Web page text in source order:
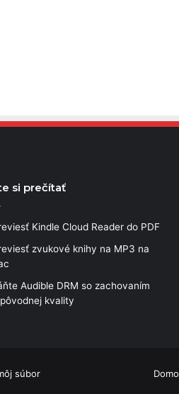
si prečítať
Kindle Cloud Reader do PDF
zvukové knihy na MP3 na
Audible DRM so zachovaním
kvality
súbor